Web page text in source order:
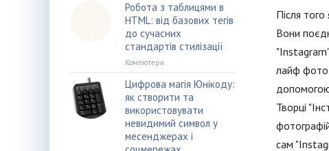
Після
Вони
лайф фото
Творці
сам
Робота з таблицями в
HTML: від базових тегів
до сучасних
стандартів стилізації
Компютери
Цифрова магія Юнікоду:
як створити та
використовувати
невидимий символ у
месенджерах і